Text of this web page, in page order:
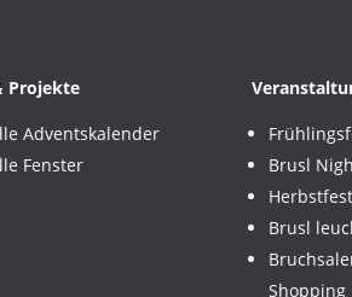
Projekte
Adventskalender
Fenster
Brusl
Herbstfest
Brusl
Shopping